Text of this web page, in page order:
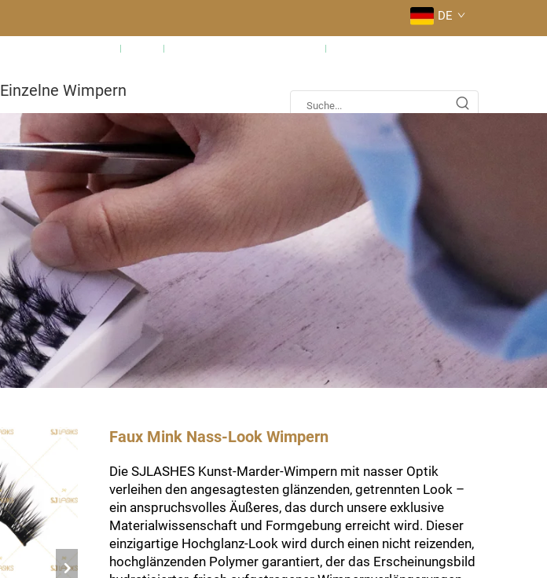
DE
Einzelne Wimpern
Faux Mink Nass-Look Wimpern
Die SJLASHES Kunst-Marder-Wimpern mit nasser Optik
verleihen den angesagtesten glänzenden, getrennten Look –
ein anspruchsvolles Äußeres, das durch unsere exklusive
Materialwissenschaft und Formgebung erreicht wird. Dieser
einzigartige Hochglanz-Look wird durch einen nicht reizenden,
hochglänzenden Polymer garantiert, der das Erscheinungsbild